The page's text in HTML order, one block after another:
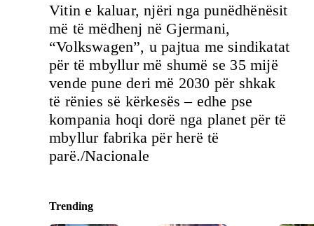
Vitin e kaluar, njëri nga punëdhënësit
më të mëdhenj në Gjermani,
“Volkswagen”, u pajtua me sindikatat
për të mbyllur më shumë se 35 mijë
vende pune deri më 2030 për shkak
të rënies së kërkesës – edhe pse
kompania hoqi dorë nga planet për të
mbyllur fabrika për herë të
parë./Nacionale
Trending